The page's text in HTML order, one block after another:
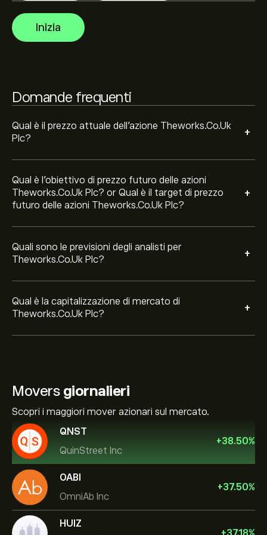
Inizia
Domande frequenti
Qual è il prezzo attuale dell'azione Theworks.Co.Uk
Plc?
+
Qual è l'obiettivo di prezzo futuro delle azioni
Theworks.Co.Uk Plc? or Qual è il target di prezzo
futuro delle azioni Theworks.Co.Uk Plc?
+
Quali sono le previsioni degli analisti per
Theworks.Co.Uk Plc?
+
Gli analisti offrono previsioni per le azioni
Theworks.Co.Uk Plc basate su tendenze di mercato,
rapporti finanziari e crescita prevista. Consulta le
previsioni recenti per i futuri movimenti dei prezzi.
Qual è la capitalizzazione di mercato di
Theworks.Co.Uk Plc?
+
Movers giornalieri
Scopri i maggiori mover azionari sul mercato.
QNST
QuinStreet Inc
+38.50%
OABI
OmniAb Inc
+37.50%
HUIZ